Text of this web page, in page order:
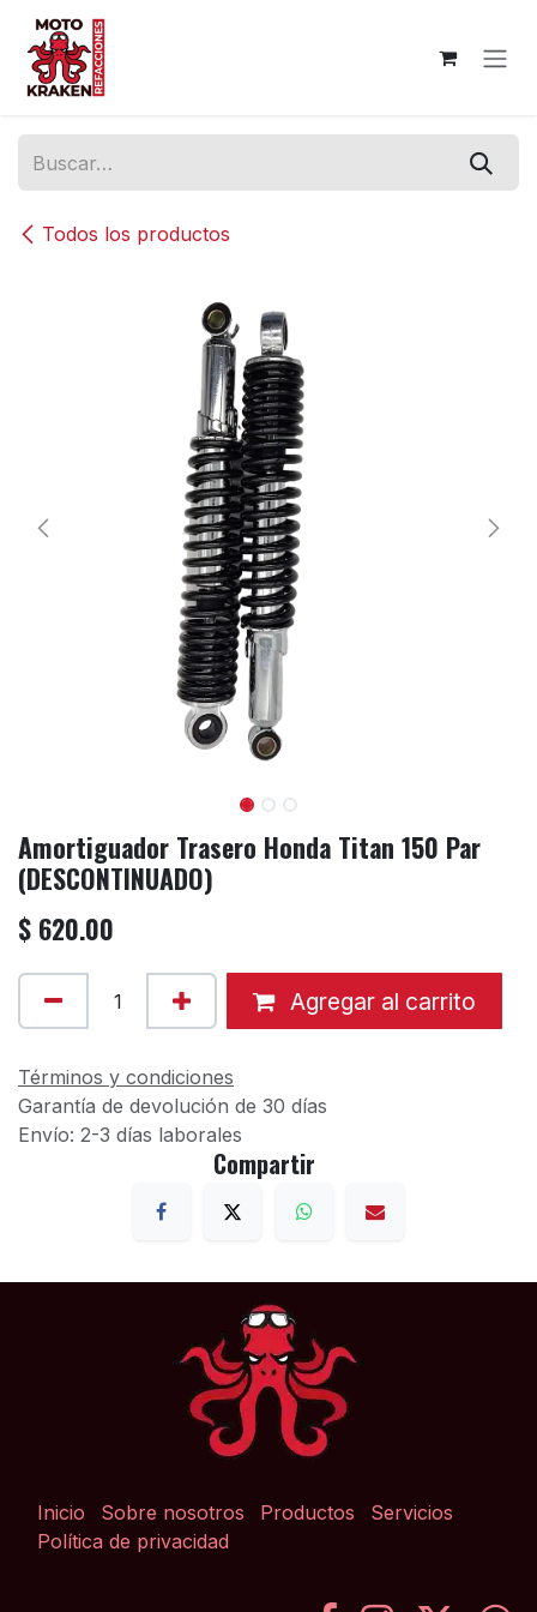
Ir al contenido
Todos los productos
Amortiguador Trasero Honda Titan 150 Par
(DESCONTINUADO)
$ 620.00
Agregar al carrito
Términos y condiciones
Garantía de devolución de 30 días
Envío: 2-3 días laborales
Compartir
Inicio Sobre nosotros Productos
Servicios
Política de privacidad